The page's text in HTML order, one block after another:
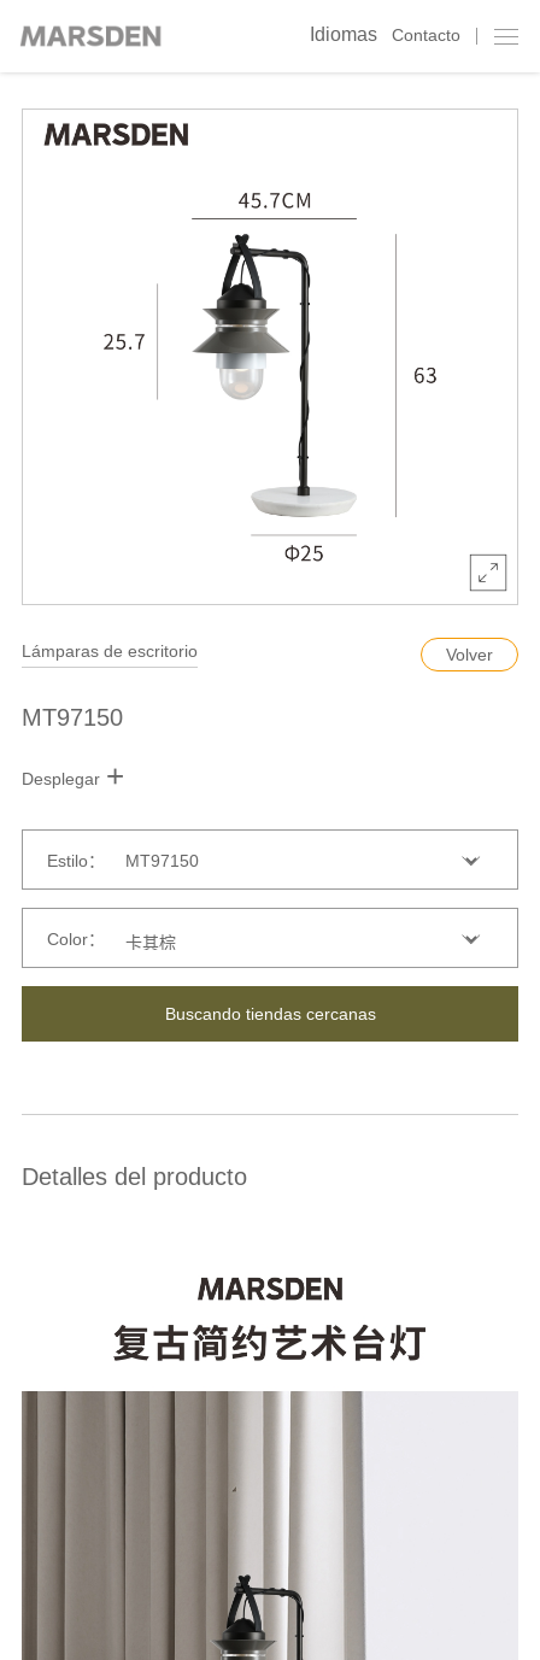
Idiomas Contacto
Lámparas de escritorio Volver
MT97150
Desplegar +
Estilo：
Color：
Buscando tiendas cercanas
Detalles del producto